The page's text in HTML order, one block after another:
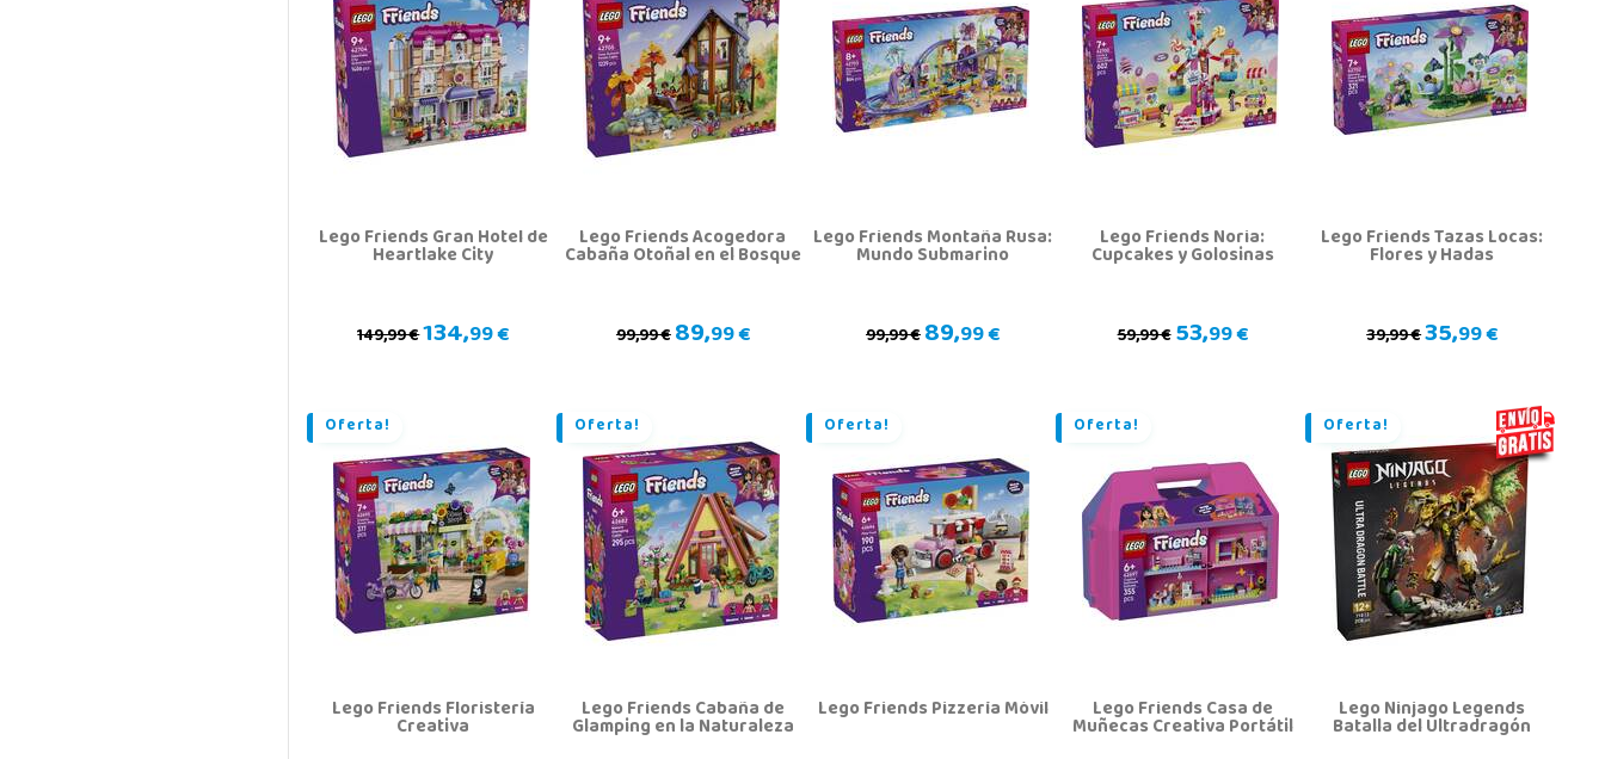
Lego Friends Gran Hotel de
Heartlake City
149,99 €134,99 €
Lego Friends Acogedora
Cabaña Otoñal en el Bosque
99,99 €89,99 €
Lego Friends Montaña Rusa:
Mundo Submarino
99,99 €89,99 €
Lego Friends Noria:
Cupcakes y Golosinas
59,99 €53,99 €
Lego Friends Tazas Locas:
Flores y Hadas
39,99 €35,99 €
Oferta!
Lego Friends Floristería
Creativa
Oferta!
Lego Friends Cabaña de
Glamping en la Naturaleza
Oferta!
Lego Friends Pizzería Móvil
Oferta!
Lego Friends Casa de
Muñecas Creativa Portátil
Oferta!
Lego Ninjago Legends
Batalla del Ultradragón